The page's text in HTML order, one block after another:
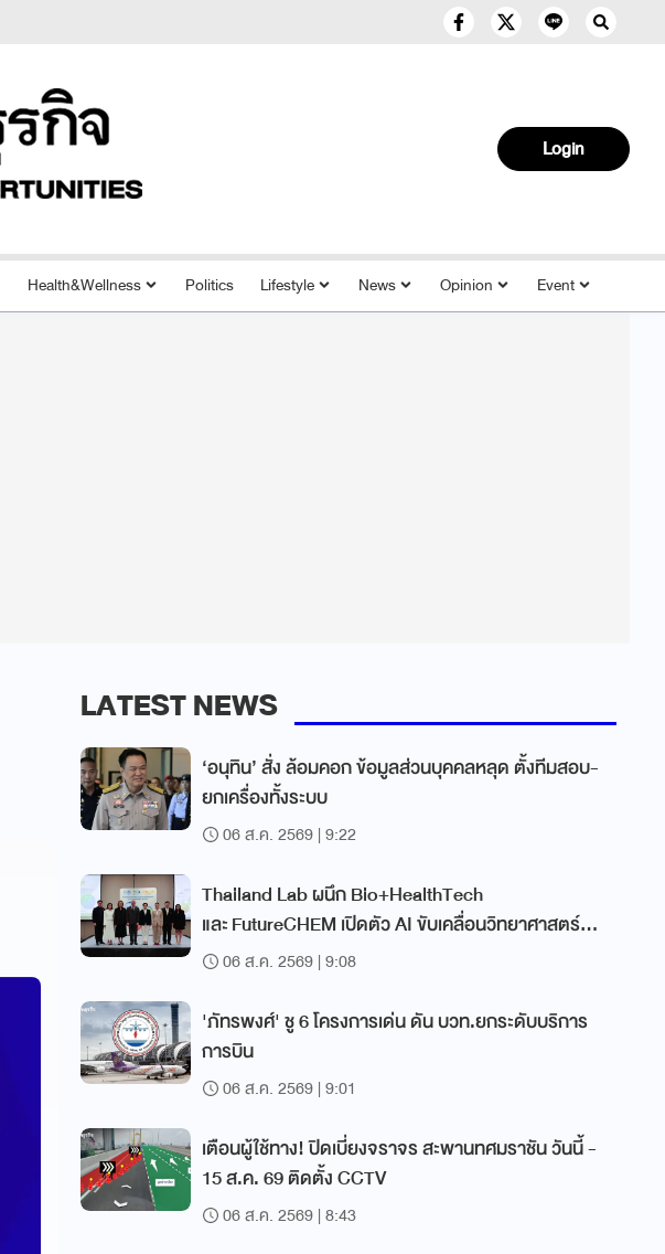
Login
Health&Wellness Politics Lifestyle News Opinion Event
LATEST NEWS
‘อนุทิน’ สั่ง ล้อมคอก ข้อมูลส่วนบุคคลหลุด ตั้งทีมสอบ-
ยกเครื่องทั้งระบบ
06 ส.ค. 2569 | 9:22
Thailand Lab ผนึก Bio+HealthTech
และ FutureCHEM เปิดตัว AI ขับเคลื่อนวิทยาศาสตร์
สุขภาพ
06 ส.ค. 2569 | 9:08
'ภัทรพงศ์' ชู 6 โครงการเด่น ดัน บวท.ยกระดับบริการ
การบิน
06 ส.ค. 2569 | 9:01
เตือนผู้ใช้ทาง! ปิดเบี่ยงจราจร สะพานทศมราชัน วันนี้ -
15 ส.ค. 69 ติดตั้ง CCTV
06 ส.ค. 2569 | 8:43